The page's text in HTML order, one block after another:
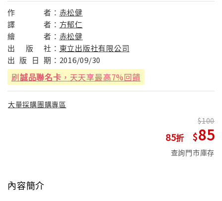
作 者： 赤松健
譯
者： 方郁仁
繪
者： 赤松健
出
版 社： 東立出版社有限公司
出 版 日 期： 2016/09/30
刷誠品聯名卡 ，天天享最高7%回饋
大量採購團購專區
85
100
85
查詢門市庫存
內容簡介